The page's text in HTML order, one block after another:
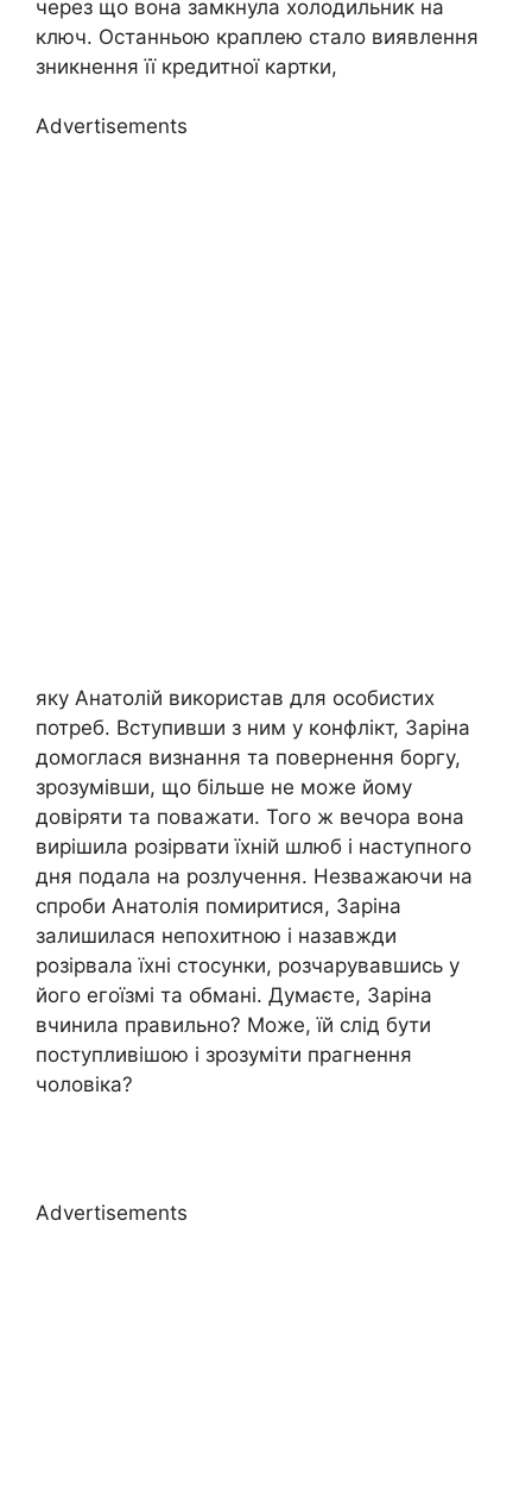
через що вона замкнула холодильник на
ключ. Останньою краплею стало виявлення
зникнення її кредитної картки,
Advertisements
яку Анатолій використав для особистих
потреб. Вступивши з ним у конфлікт, Заріна
домоглася визнання та повернення боргу,
зрозумівши, що більше не може йому
довіряти та поважати. Того ж вечора вона
вирішила розірвати їхній шлюб і наступного
дня подала на розлучення. Незважаючи на
спроби Анатолія помиритися, Заріна
залишилася непохитною і назавжди
розірвала їхні стосунки, розчарувавшись у
його егоїзмі та обмані. Думаєте, Заріна
вчинила правильно? Може, їй слід бути
поступливішою і зрозуміти прагнення
чоловіка?
Advertisements